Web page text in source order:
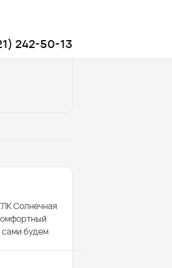
242-50-13
Солнечная
будем